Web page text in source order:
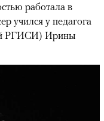
работала в
учился у педагога
РГИСИ) Ирины